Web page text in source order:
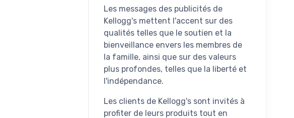
Les messages des publicités de
Kellogg's mettent l'accent sur des
qualités telles que le soutien et la
bienveillance envers les membres de
la famille, ainsi que sur des valeurs
plus profondes, telles que la liberté et
l'indépendance.
Les clients de Kellogg's sont invités à
profiter de leurs produits tout en